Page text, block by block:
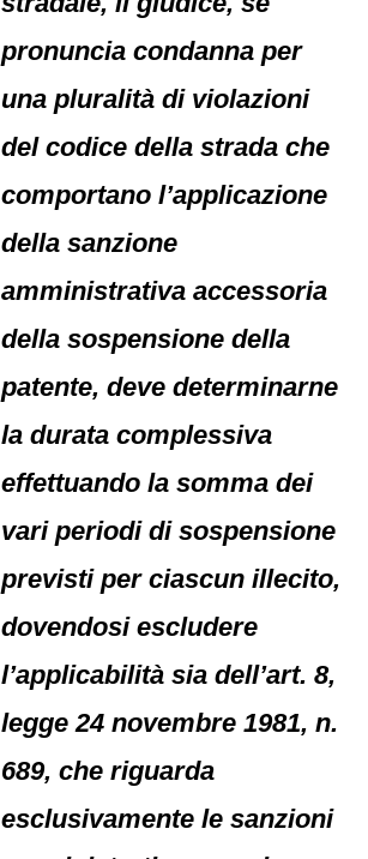
pronuncia condanna per
una pluralità di violazioni
del codice della strada che
comportano l’applicazione
della sanzione
amministrativa accessoria
della sospensione della
patente, deve determinarne
la durata complessiva
effettuando la somma dei
vari periodi di sospensione
previsti per ciascun illecito,
dovendosi escludere
l’applicabilità sia dell’art. 8,
legge 24 novembre 1981, n.
689, che riguarda
esclusivamente le sanzioni